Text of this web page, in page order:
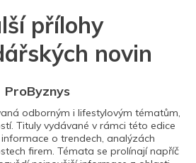
přílohy
novin
ProByznys
odborným i lifestylovým tématům,
Tituly vydávané v rámci této edice
o trendech, analýzách
firem. Témata se prolínají napříč